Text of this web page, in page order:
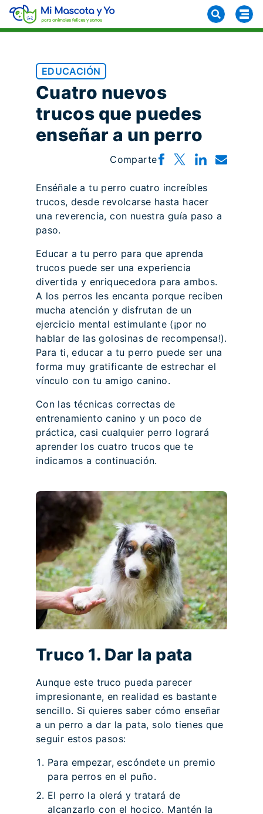
EDUCACIÓN
Cuatro nuevos
trucos que puedes
enseñar a un perro
Comparte
Enséñale a tu perro cuatro increíbles
trucos, desde revolcarse hasta hacer
una reverencia, con nuestra guía paso a
paso.
Educar a tu perro para que aprenda
trucos puede ser una experiencia
divertida y enriquecedora para ambos.
A los perros les encanta porque reciben
mucha atención y disfrutan de un
ejercicio mental estimulante (¡por no
hablar de las golosinas de recompensa!).
Para ti, educar a tu perro puede ser una
forma muy gratificante de estrechar el
vínculo con tu amigo canino.
Con las técnicas correctas de
entrenamiento canino y un poco de
práctica, casi cualquier perro logrará
aprender los cuatro trucos que te
indicamos a continuación.
Truco 1. Dar la pata
Aunque este truco pueda parecer
impresionante, en realidad es bastante
sencillo. Si quieres saber cómo enseñar
a un perro a dar la pata, solo tienes que
seguir estos pasos:
Para empezar, escóndete un premio
para perros en el puño.
El perro la olerá y tratará de
alcanzarlo con el hocico. Mantén la